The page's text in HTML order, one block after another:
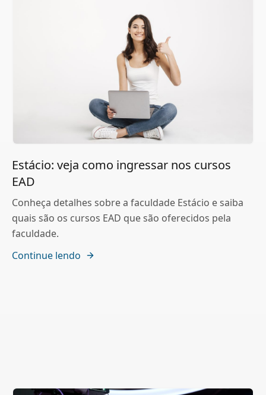
Estácio: veja como ingressar nos cursos
EAD
Conheça detalhes sobre a faculdade Estácio e saiba
quais são os cursos EAD que são oferecidos pela
faculdade.
Continue lendo